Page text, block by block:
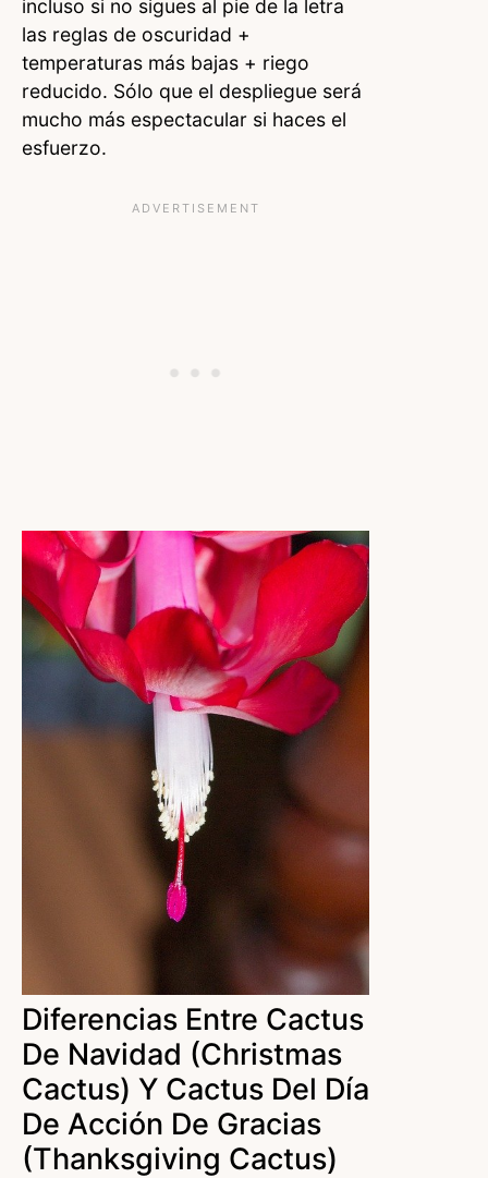
incluso si no sigues al pie de la letra
las reglas de oscuridad +
temperaturas más bajas + riego
reducido. Sólo que el despliegue será
mucho más espectacular si haces el
esfuerzo.
Diferencias Entre Cactus
De Navidad (Christmas
Cactus) Y Cactus Del Día
De Acción De Gracias
(Thanksgiving Cactus)